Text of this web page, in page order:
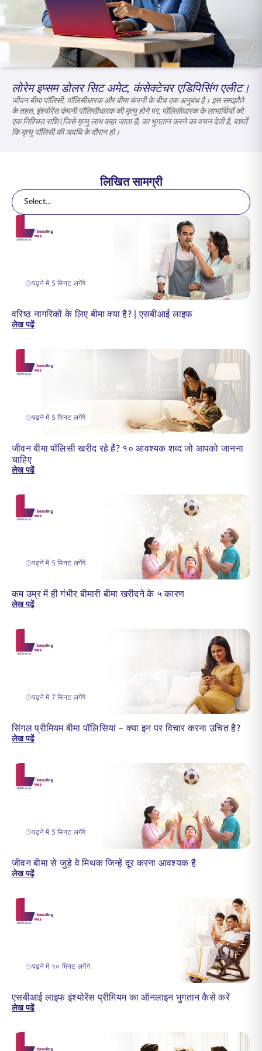
ENGLISH
ऑनलाइन खरीदें प्रीमियम भुगतान करें
1800 267 9090
लोरेम इप्सम डोलर सिट अमेट, कंसेक्टेचर एडिपिसिंग एलीट।
जीवन बीमा पॉलिसी, पॉलिसीधारक और बीमा कंपनी के बीच एक अनुबंध है। इस समझौते
के तहत, इंश्योरेंस कंपनी पॉलिसीधारक की मृत्यु होने पर, पॉलिसीधारक के लाभार्थियों को
एक निश्चित राशि (जिसे मृत्यु लाभ कहा जाता है) का भुगतान करने का वचन देती है, बशर्ते
कि मृत्यु पॉलिसी की अवधि के दौरान हो।
लिखित सामग्री
Select...
पढ़ने में 5 मिनट लगेंगे
वरिष्ठ नागरिकों के लिए बीमा क्या है? | एसबीआई लाइफ
लेख पढ़ें
पढ़ने में 5 मिनट लगेंगे
जीवन बीमा पॉलिसी खरीद रहे हैं? १० आवश्यक शब्द जो आपको जानना
चाहिए
लेख पढ़ें
पढ़ने में 5 मिनट लगेंगे
कम उम्र में ही गंभीर बीमारी बीमा खरीदने के ५ कारण
लेख पढ़ें
पढ़ने में 7 मिनट लगेंगे
सिंगल प्रीमियम बीमा पॉलिसियां – क्या इन पर विचार करना उचित है?
लेख पढ़ें
पढ़ने में 5 मिनट लगेंगे
जीवन बीमा से जुड़े वे मिथक जिन्हें दूर करना आवश्यक है
लेख पढ़ें
पढ़ने में १० मिनट लगेंगे
एसबीआई लाइफ इंश्योरेंस प्रीमियम का ऑनलाइन भुगतान कैसे करें
लेख पढ़ें